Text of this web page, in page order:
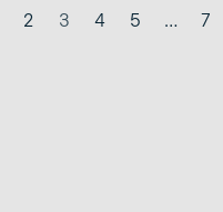
2 3 4 5 … 7